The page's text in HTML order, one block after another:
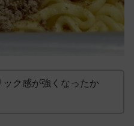
ク感が強くなったか